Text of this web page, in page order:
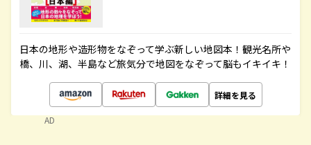
日本の地形や造形物をなぞって学ぶ新しい地図本！観光名所や
橋、川、湖、半島など旅気分で地図をなぞって脳もイキイキ！
詳細を見る
AD